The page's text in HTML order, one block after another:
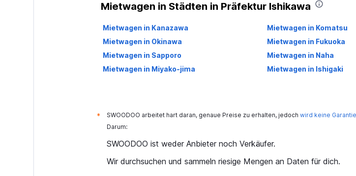
Mietwagen in Städten in Präfektur Ishikawa
Mietwagen in Kanazawa Mietwagen in Komatsu
Mietwagen in Okinawa
Mietwagen in Fukuoka
Mietwagen in Sapporo
Mietwagen in Naha
Mietwagen in Miyako-jima
Mietwagen in Ishigaki
* SWOODOO arbeitet hart daran, genaue Preise zu erhalten, jedoch wird keine
Darum:
SWOODOO ist weder Anbieter noch Verkäufer.
Wir durchsuchen und sammeln riesige Mengen an Daten für dich.